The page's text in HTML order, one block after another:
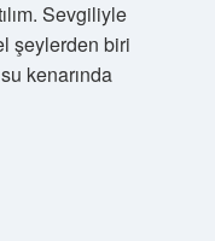
Sevgiliyle
şeylerden biri
kenarında